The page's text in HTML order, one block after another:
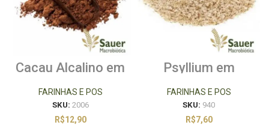
Cacau Alcalino em
FARINHAS E POS
SKU: 2006
R$12,90
Psyllium em
Flocos 100g
FARINHAS E POS
SKU: 940
R$7,60